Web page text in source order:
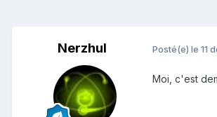
Nerzhul Posté(e) le 11
Moi, c'est